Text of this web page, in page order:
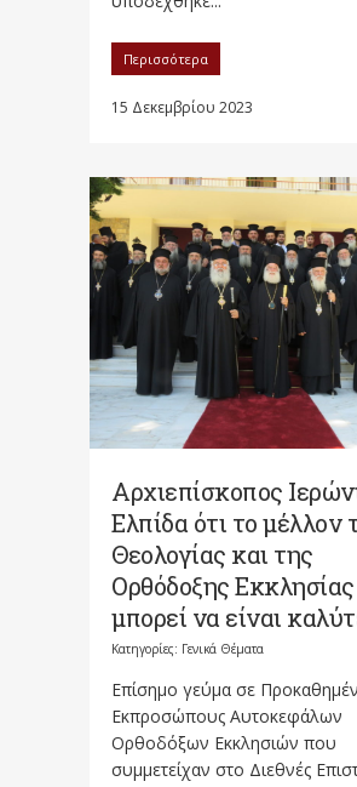
Περισσότερα
15 Δεκεμβρίου 2023
Αρχιεπίσκοπος
Ελπίδα ότι το μέλλον
Θεολογίας και της
Ορθόδοξης Εκκλησίας
μπορεί να είναι
Κατηγορίες: Γενικά Θέματα
Επίσημο γεύμα σε
Εκπροσώπους Αυτοκεφάλων
Ορθοδόξων Εκκλησιών που
συμμετείχαν στο Διεθνές